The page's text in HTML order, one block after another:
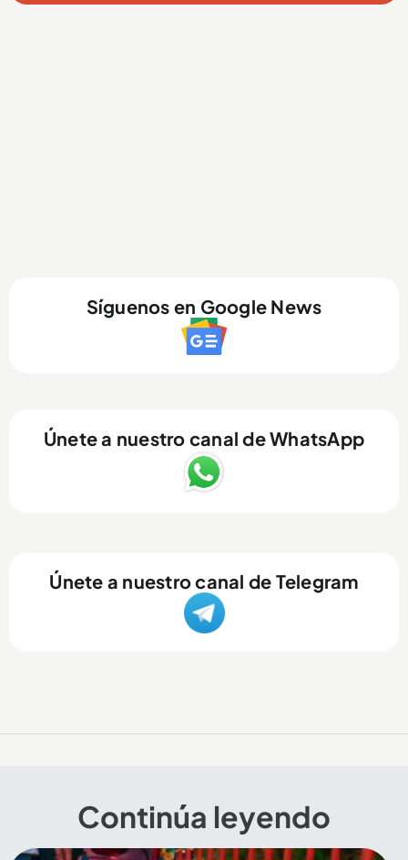
Síguenos en Google News
Únete a nuestro canal de WhatsApp
Únete a nuestro canal de Telegram
Continúa leyendo